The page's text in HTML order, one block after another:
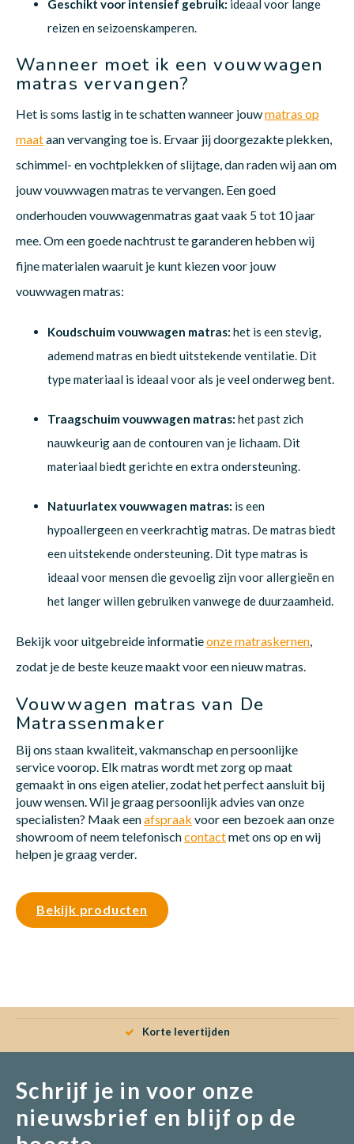
Geschikt voor intensief gebruik: ideaal voor lange
reizen en seizoenskamperen.
Wanneer moet ik een vouwwagen
matras vervangen?
Het is soms lastig in te schatten wanneer jouwmatras op
maataan vervanging toe is. Ervaar jij doorgezakte plekken,
schimmel- en vochtplekken of slijtage, dan raden wij aan om
jouw vouwwagen matras te vervangen. Een goed
onderhouden vouwwagenmatras gaat vaak 5 tot 10 jaar
mee. Om een goede nachtrust te garanderen hebben wij
fijne materialen waaruit je kunt kiezen voor jouw
vouwwagen matras:
Koudschuim vouwwagen matras: het is een stevig,
ademend matras en biedt uitstekende ventilatie. Dit
type materiaal is ideaal voor als je veel onderweg bent.
Traagschuim vouwwagen matras: het past zich
nauwkeurig aan de contouren van je lichaam. Dit
materiaal biedt gerichte en extra ondersteuning.
Natuurlatex vouwwagen matras: is een
hypoallergeen en veerkrachtig matras. De matras biedt
een uitstekende ondersteuning. Dit type matras is
ideaal voor mensen die gevoelig zijn voor allergieën en
het langer willen gebruiken vanwege de duurzaamheid.
Bekijk voor uitgebreide informatieonze matraskernen
zodat je de beste keuze maakt voor een nieuw matras.
Vouwwagen matras van De
Matrassenmaker
Bij ons staan kwaliteit, vakmanschap en persoonlijke
service voorop. Elk matras wordt met zorg op maat
gemaakt in ons eigen atelier, zodat het perfect aansluit bij
jouw wensen. Wil je graag persoonlijk advies van onze
specialisten? Maak eenafspraak voor een bezoek aan onze
showroom of neem telefonischcontactmet ons op en wij
helpen je graag verder.
Bekijk producten
Gratis verzenden
Schrijf je in voor onze
nieuwsbrief en blijf op de